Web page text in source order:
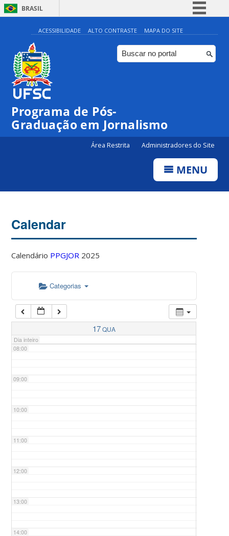
BRASIL
Simplifique!
Comunica BR
Participe
ACESSIBILIDADE ALTO CONTRASTE MAPA DO SITE
Programa de Pós-
Graduação em Jornalismo
Área Restrita Administradores do Site
MENU
Calendar
Calendário PPGJOR 2025
Categorias
17QUA
Dia inteiro
04:00
05:00
07:00
08:00
09:00
10:00
11:00
12:00
13:00
14:00